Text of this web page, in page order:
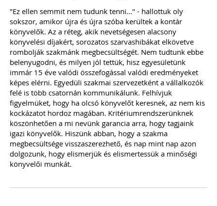
"Ez ellen semmit nem tudunk tenni..." - hallottuk oly
sokszor, amikor újra és újra szóba kerültek a kontár
könyvelők. Az a réteg, akik nevetségesen alacsony
könyvelési díjakért, sorozatos szarvashibákat elkövetve
rombolják szakmánk megbecsültségét. Nem tudtunk ebbe
belenyugodni, és milyen jól tettük, hisz egyesületünk
immár 15 éve valódi összefogással valódi eredményeket
képes elérni. Egyedüli szakmai szervezetként a vállalkozók
felé is több csatornán kommunikálunk. Felhívjuk
figyelmüket, hogy ha olcsó könyvelőt keresnek, az nem kis
kockázatot hordoz magában. Kritériumrendszerünknek
köszönhetően a mi nevünk garancia arra, hogy tagjaink
igazi könyvelők. Hiszünk abban, hogy a szakma
megbecsültsége visszaszerezhető, és nap mint nap azon
dolgozunk, hogy elismerjük és elismertessük a minőségi
könyvelői munkát.